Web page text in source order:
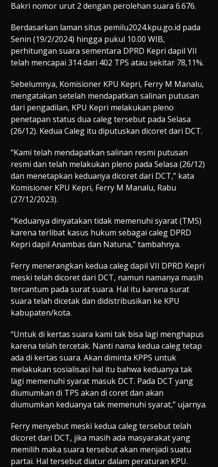
Bakri nomor urut 2 dengan perolehan suara 6.676.
Berdasarkan laman situs pemilu2024.kpu.go.id pada
Senin (19/2/2024) hingga pukul 10.00 WIB,
perhitungan suara sementara DPRD Kepri dapil VII
telah mencapai 314 dari 402 TPS atau sekitar 78,11%.
Sebelumnya, Komisioner KPU Kepri, Ferry M Manalu,
mengatakan setelah mendapatkan salinan putusan
dari pengadilan, KPU Kepri melakukan pleno
penetapan status dua caleg tersebut pada Selasa
(26/12). Kedua Caleg itu diputuskan dicoret dari DCT.
“Kami telah mendapatkan salinan resmi putusan
resmi dan telah melakukan pleno pada Selasa (26/12)
dan menetapkan keduanya dicoret dari DCT,” kata
Komisioner KPU Kepri, Ferry M Manalu, Rabu
(27/12/2023).
“Keduanya dinyatakan tidak memenuhi syarat (TMS)
karena terlibat kasus hukum sebagai caleg DPRD
Kepri dapil Anambas dan Natuna,” tambahnya.
Ferry menerangkan kedua caleg dapil VII DPRD Kepri
meski telah dicoret dari DCT, namun namanya masih
tercantum pada surat suara. Hal itu karena surat
suara telah dicetak dan didistribusikan ke KPU
kabupaten/kota.
“Untuk di kertas suara kami tak bisa lagi menghapus
karena telah tercetak. Nanti nama kedua caleg tetap
ada di kertas suara. Akan diminta KPPS untuk
melakukan sosialisasi hal itu bahwa keduanya tak
lagi memenuhi syarat masuk DCT. Pada DCT yang
diumumkan di TPS akan di coret dan akan
diumumkan keduanya tak memenuhi syarat,” ujarnya.
Ferry menyebut meski kedua caleg tersebut telah
dicoret dari DCT, jika masih ada masyarakat yang
memilih maka suara tersebut akan menjadi suatu
partai. Hal tersebut diatur dalam peraturan KPU.